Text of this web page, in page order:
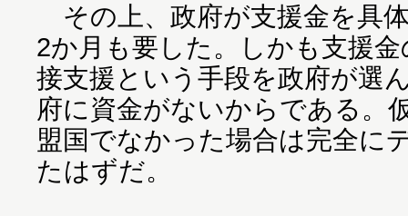
その上、政府が支援金を具
2か月も要した。しかも支援
接支援という手段を政府が選
府に資金がないからである。
盟国でなかった場合は完全に
たはずだ。